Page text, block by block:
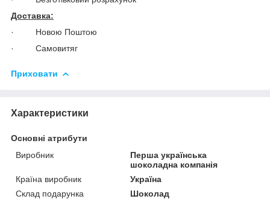
Доставка:
· Новою Поштою
· Самовитяг
Приховати
Характеристики
Основні атрибути
Виробник
Перша українська
шоколадна компанія
Країна виробник
Україна
Склад подарунка
Шоколад